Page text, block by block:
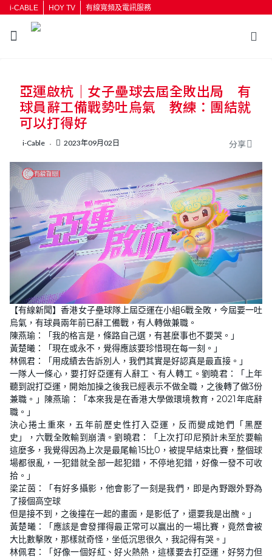
i-CABLE HOY TV 有線寬頻及電訊服務
按輸入鍵開始搜尋
亞運啟杭｜女子壘球去屆全敗出局 有
球員辭工備戰勢吐烏氣 教練：團結就
可以打得好
i-Cable 2023年09月02日 分享
U
n
m
u
t
e
L
o
a
d
e
d
:
1
1
.
9
6
%
【有線新聞】香港女子壘球隊上屆亞運在小組6戰全敗，今屆要一吐
烏氣，有球員兩年前已辭工備戰，有人轉做兼職。
陳燕瑜：「我的格言是，條路自己選，有甚麼事也不要哭。」
黃楚曦：「現在或永不，覺得應該要珍惜現在每一刻。」
林佩君：「用成績去告訴別人，我們其實是好認真是最直接。」
一隊人一條心，要打好亞運有人辭工、有人轉工。劉曉君：「上年
聽到說打亞運，開始加操之後我已經表示不做全職，之後轉了做3份
兼職。」陳燕瑜：「本來我是在香港大學做環境教育，2021年底辭
職。」
決心捲土重來，五年前歷史性打入亞運，反而變成她們「黑歷
史」，六戰全敗輸到崩潰。劉曉君：「上次打印尼預計未至於要輸
這麼多，我覺得因為上次是最尾輸15比0，被提早結束比賽，整個球
場都很亂，一犯錯就全部一起犯錯，不停地犯錯，好像一發不可收
拾。」
梁芷茵：「有好多攝影，他會影了一刻是我們，即是內野跟外野為
了接個高空球
但是接不到，之後撞在一起的畫面，是影低了，還要我是出醜。」
黃楚曦：「應該是會發揮得最正常可以贏出的一場比賽，竟然會被
大比數擊敗，那樣就奇怪，坐低沉思很久，我記得有哭。」
林佩君：「好像一個好紅、好火熱熱，這樣要去打亞運，好努力但